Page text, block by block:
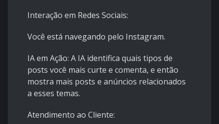
Interação em Redes Sociais:
Você está navegando pelo Instagram.
IA em Ação: A IA identifica quais tipos de
posts você mais curte e comenta, e então
mostra mais posts e anúncios relacionados
a esses temas.
Atendimento ao Cliente: